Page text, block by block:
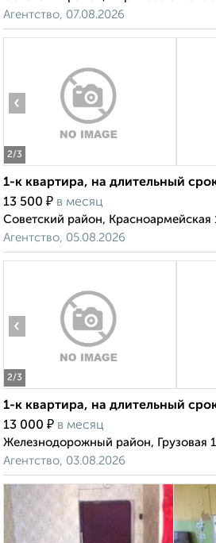
Агентство, 07.08.2026
2/3
‹
1-к квартира, на длительный
13 500 ₽ в месяц
Советский район, Красноармейская
Агентство, 05.08.2026
2/3
‹
1-к квартира, на длительный
13 000 ₽ в месяц
Железнодорожный район, Грузовая 1
Агентство, 03.08.2026